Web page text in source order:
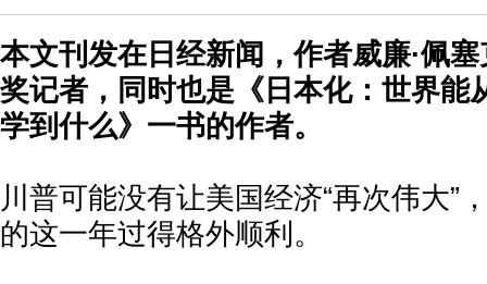
本文刊发在日经新闻，作者威廉·佩
奖记者，同时也是《日本化：世界能
学到什么》一书的作者。
川普可能没有让美国经济“再次伟大”
的这一年过得格外顺利。